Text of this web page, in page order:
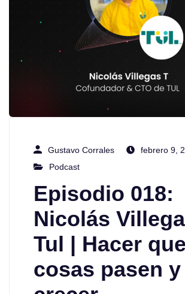
Gustavo Corrales
febrero 9,
Podcast
Episodio 018:
Nicolás
Tul | Hacer
cosas pasen y